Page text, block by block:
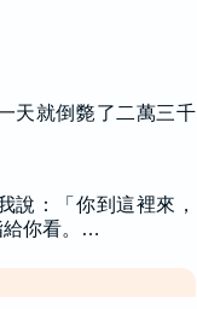
天就倒斃了二萬三千
說：「你到這裡來，
給你看。…